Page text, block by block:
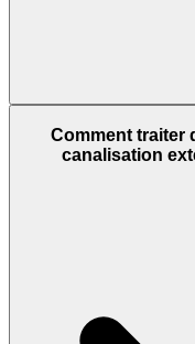
Comment traiter
canalisation